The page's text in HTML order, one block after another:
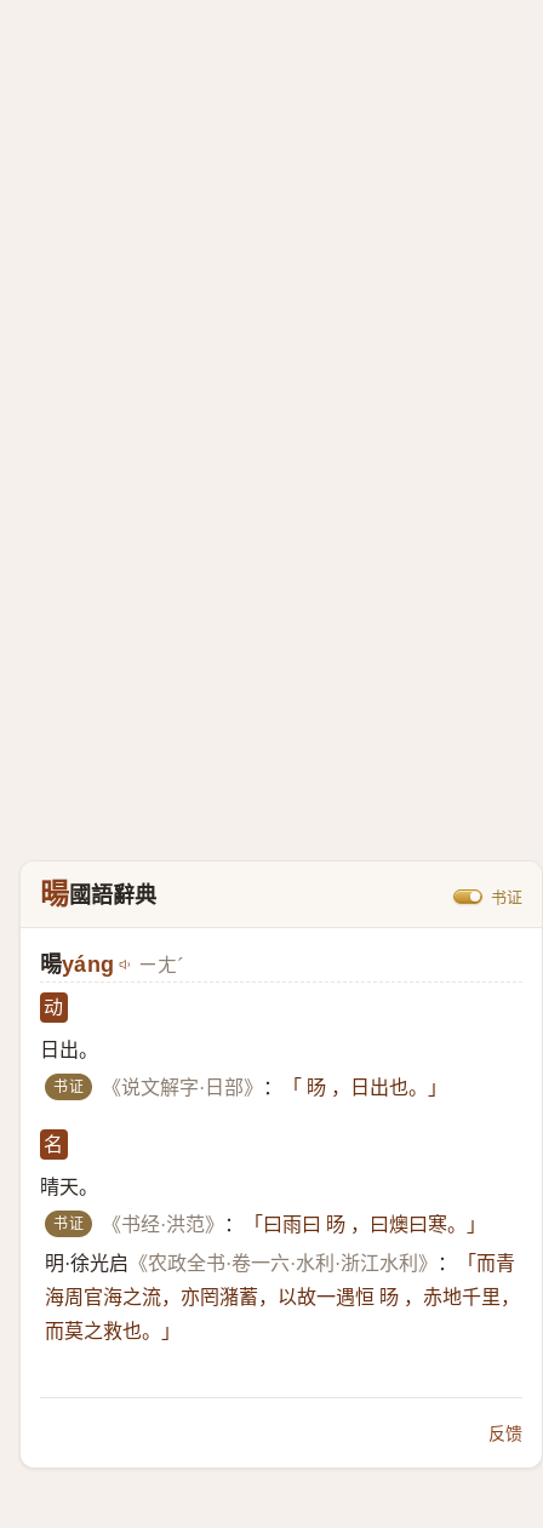
暘國語辭典 书证
暘yáng ㄧㄤˊ
动
日出。
书证 《说文解字·日部》 ： 「 旸 ，日出也。」
名
晴天。
书证 《书经·洪范》 ：
「曰雨曰 旸 ，曰燠曰寒。」
明·徐光启 《农政全书·卷一六·水利·浙江水利》 ：
「而青
海周官海之流，亦罔潴蓄，以故一遇恒 旸 ，赤地千里，
而莫之救也。」
反馈